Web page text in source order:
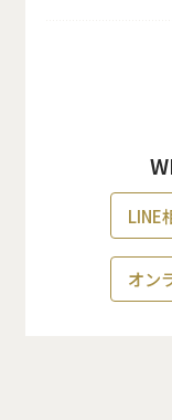
LINE
オン